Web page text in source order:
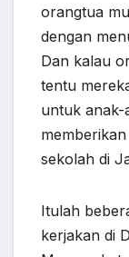
orangtua
dengan
Dan kalau
tentu
untuk anak-
sekolah di
Itulah
kerjakan di